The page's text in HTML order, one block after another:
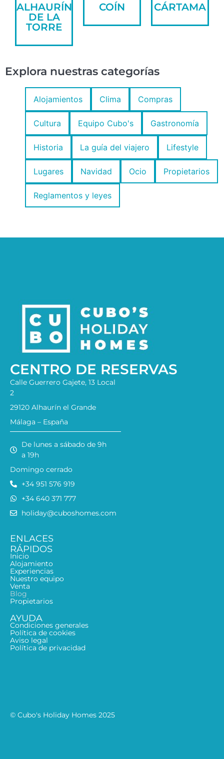
ALHAURÍN
DE LA
TORRE
COÍN CÁRTAMA
Explora nuestras categorías
Alojamientos Clima Compras
Cultura Equipo Cubo's Gastronomía
Historia La guía del viajero Lifestyle
Lugares Navidad Ocio Propietarios
Reglamentos y leyes
CENTRO DE RESERVAS
Calle Guerrero Gajete, 13 Local
2
29120 Alhaurín el Grande
Málaga – España
De lunes a sábado de 9h
a 19h
Domingo cerrado
+34 951 576 919
+34 640 371 777
holiday@cuboshomes.com
ENLACES
RÁPIDOS
Inicio
Alojamiento
Experiencias
Nuestro equipo
Venta
Blog
Propietarios
AYUDA
Condiciones generales
Política de cookies
Aviso legal
Política de privacidad
© Cubo's Holiday Homes 2025